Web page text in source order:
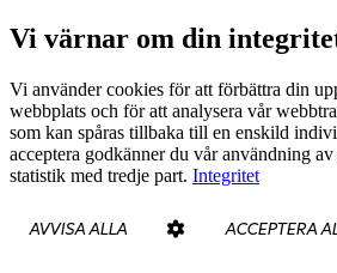
Vi värnar om din
Vi använder cookies för att förbättra din
webbplats och för att analysera vår
som kan spåras tillbaka till en enskild
acceptera godkänner du vår användning
statistik med tredje part. Integritet
AVVISA ALLA ACCEPTERA